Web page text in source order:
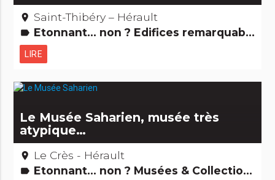
place Saint-Thibéry – Hérault
label Etonnant... non ? Edifices remarquables
LIRE
Le Musée Saharien, musée très
atypique…
place Le Crès - Hérault
label Etonnant... non ? Musées & Collections